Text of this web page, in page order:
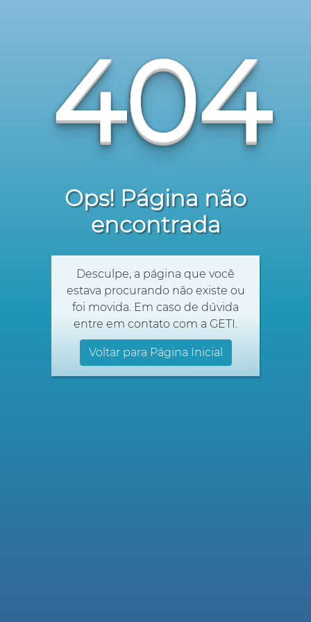
404
Ops! Página não
encontrada
Desculpe, a página que você
estava procurando não existe ou
foi movida. Em caso de dúvida
entre em contato com a GETI.
Voltar para Página Inicial